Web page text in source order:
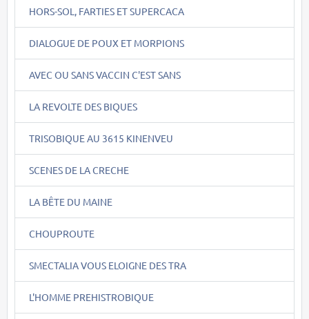
HORS-SOL, FARTIES ET SUPERCACA
DIALOGUE DE POUX ET MORPIONS
AVEC OU SANS VACCIN C'EST SANS
LA REVOLTE DES BIQUES
TRISOBIQUE AU 3615 KINENVEU
SCENES DE LA CRECHE
LA BÊTE DU MAINE
CHOUPROUTE
SMECTALIA VOUS ELOIGNE DES TRA
L'HOMME PREHISTROBIQUE